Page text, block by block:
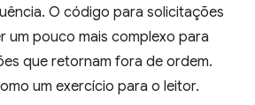
O código para solicitações
um pouco mais complexo para
que retornam fora de ordem.
um exercício para o leitor.